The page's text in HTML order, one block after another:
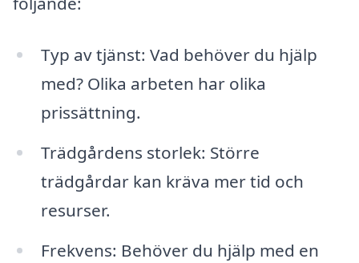
Typ av tjänst: Vad behöver du hjälp
med? Olika arbeten har olika
prissättning.
Trädgårdens storlek: Större
trädgårdar kan kräva mer tid och
resurser.
Frekvens: Behöver du hjälp med en